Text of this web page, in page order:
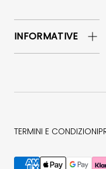
INFORMATIVE
TERMINI E CONDIZIONI
Metodi di